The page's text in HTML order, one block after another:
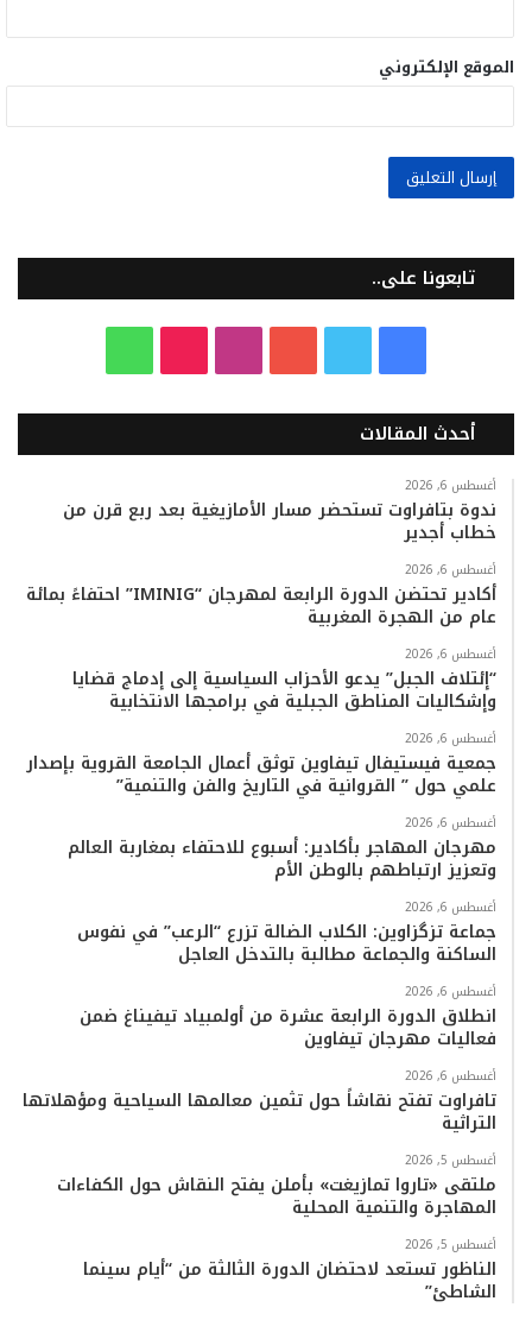
الموقع الإلكتروني
تابعونا على..
س
ك
ي
ت
ت
ي
ب
س
ر
م
k
k
ت
س
ب
أحدث المقالات
أغسطس 6, 2026
ندوة بتافراوت تستحضر مسار الأمازيغية بعد ربع قرن من
خطاب أجدير
أغسطس 6, 2026
أكادير تحتضن الدورة الرابعة لمهرجان “IMINIG” احتفاءً بمائة
عام من الهجرة المغربية
أغسطس 6, 2026
“إئتلاف الجبل” يدعو الأحزاب السياسية إلى إدماج قضايا
وإشكاليات المناطق الجبلية في برامجها الانتخابية
أغسطس 6, 2026
جمعية فيستيفال تيفاوين توثق أعمال الجامعة القروية بإصدار
علمي حول ” القروانية في التاريخ والفن والتنمية”
أغسطس 6, 2026
مهرجان المهاجر بأكادير: أسبوع للاحتفاء بمغاربة العالم
وتعزيز ارتباطهم بالوطن الأم
أغسطس 6, 2026
جماعة تزگزاوين: الكلاب الضالة تزرع “الرعب” في نفوس
الساكنة والجماعة مطالبة بالتدخل العاجل
أغسطس 6, 2026
انطلاق الدورة الرابعة عشرة من أولمبياد تيفيناغ ضمن
فعاليات مهرجان تيفاوين
أغسطس 6, 2026
تافراوت تفتح نقاشاً حول تثمين معالمها السياحية ومؤهلاتها
التراثية
أغسطس 5, 2026
ملتقى «تاروا تمازيغت» بأملن يفتح النقاش حول الكفاءات
المهاجرة والتنمية المحلية
أغسطس 5, 2026
الناظور تستعد لاحتضان الدورة الثالثة من “أيام سينما
الشاطئ”